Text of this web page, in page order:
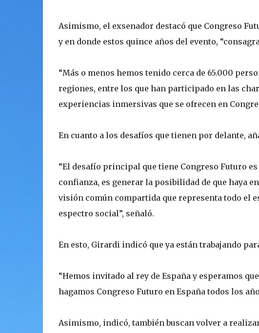
Asimismo, el exsenador destacó que Congreso
y en donde estos quince años del evento,
“Más o menos hemos tenido cerca de 65.000
regiones, entre los que han participado en las
experiencias inmersivas que se ofrecen en
En cuanto a los desafíos que tienen por delante,
“El desafío principal que tiene Congreso Futuro
confianza, es generar la posibilidad de que haya
visión común compartida que representa todo el
espectro social”, señaló.
En esto, Girardi indicó que ya están trabajando
“Hemos invitado al rey de España y esperamos
hagamos Congreso Futuro en España todos los
Asimismo, indicó, también buscan volver a